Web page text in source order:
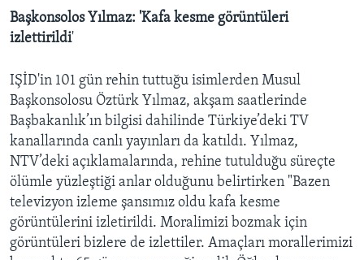
Başkonsolos Yılmaz: 'Kafa kesme görüntüleri
izlettirildi'
IŞİD'in 101 gün rehin tuttuğu isimlerden Musul
Başkonsolosu Öztürk Yılmaz, akşam saatlerinde
Başbakanlık’ın bilgisi dahilinde Türkiye’deki TV
kanallarında canlı yayınları da katıldı. Yılmaz,
NTV’deki açıklamalarında, rehine tutulduğu süreçte
ölümle yüzleştiği anlar olduğunu belirtirken "Bazen
televizyon izleme şansımız oldu kafa kesme
görüntülerini izletirildi. Moralimizi bozmak için
görüntüleri bizlere de izlettiler. Amaçları morallerimizi